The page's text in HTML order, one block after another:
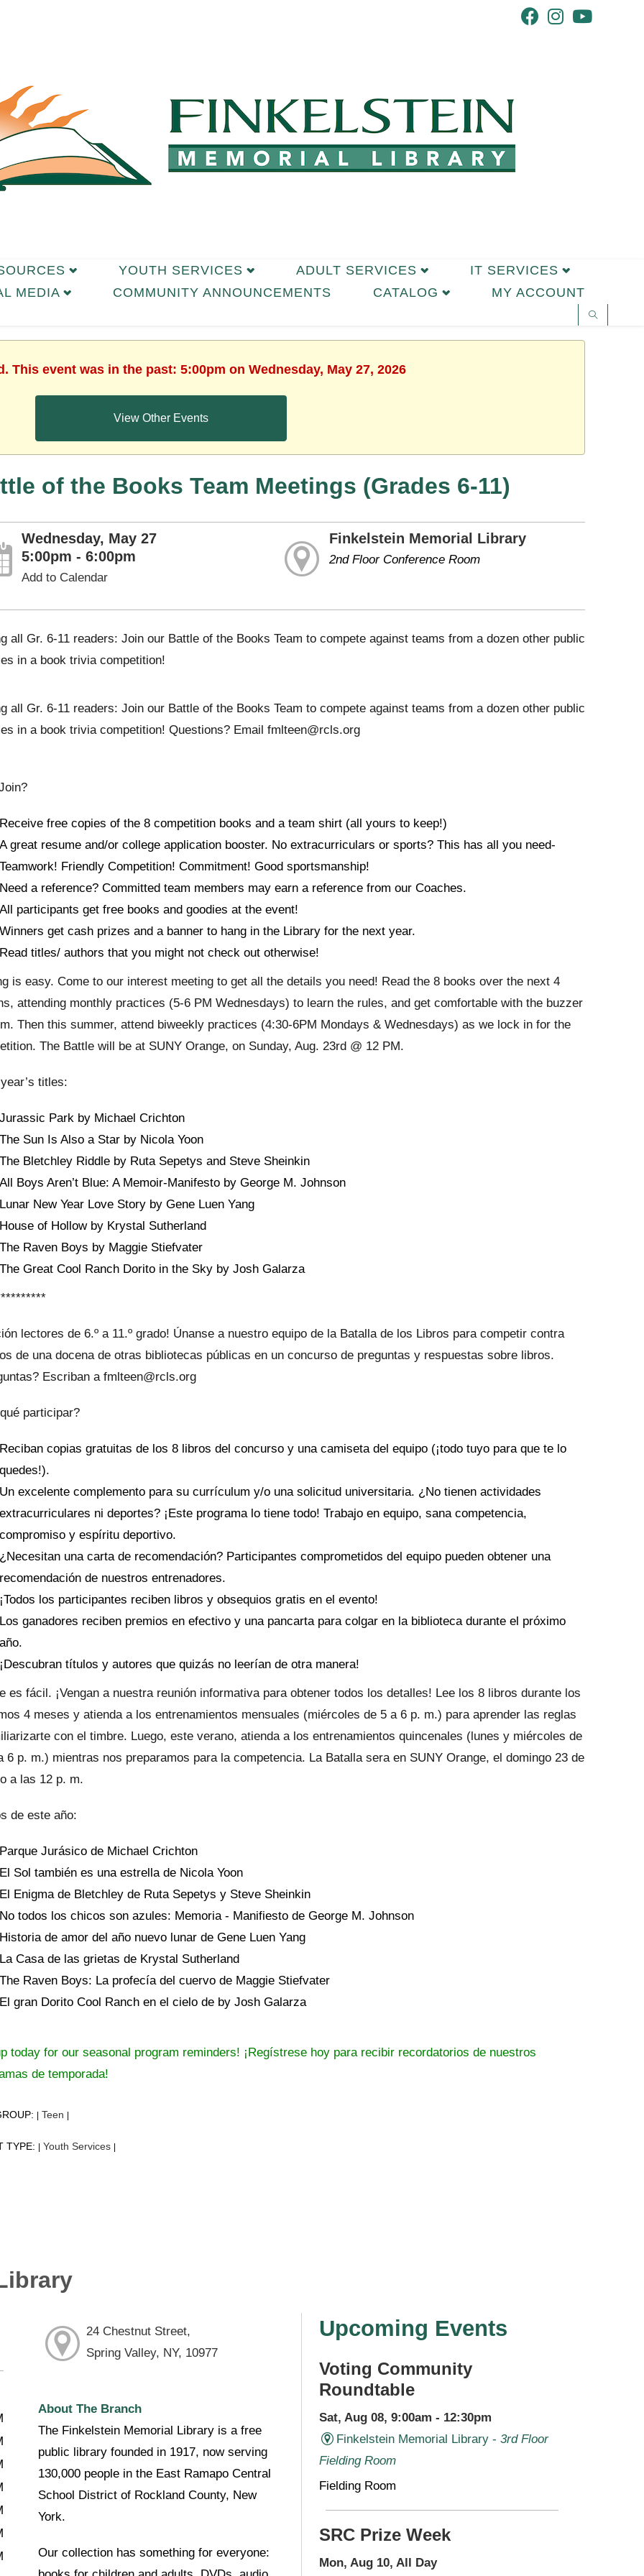
YOUTH SERVICES ADULT SERVICES
IT SERVICES
MEDIA COMMUNITY ANNOUNCEMENTS CATALOG MY ACCOUNT
This event was in the past: 5:00pm on Wednesday, May 27, 2026
View Other Events
of the Books Team Meetings (Grades 6-11)
Wednesday, May 27
5:00pm - 6:00pm
Add to Calendar
Finkelstein Memorial Library
2nd Floor Conference Room
all Gr. 6-11 readers: Join our Battle of the Books Team to compete against teams from a dozen other public
in a book trivia competition!
all Gr. 6-11 readers: Join our Battle of the Books Team to compete against teams from a dozen other public
in a book trivia competition! Questions? Email fmlteen@rcls.org
Receive free copies of the 8 competition books and a team shirt (all yours to keep!)
A great resume and/or college application booster. No extracurriculars or sports? This has all you need-
Teamwork! Friendly Competition! Commitment! Good sportsmanship!
Need a reference? Committed team members may earn a reference from our Coaches.
All participants get free books and goodies at the event!
Winners get cash prizes and a banner to hang in the Library for the next year.
Read titles/ authors that you might not check out otherwise!
is easy. Come to our interest meeting to get all the details you need! Read the 8 books over the next 4
attending monthly practices (5-6 PM Wednesdays) to learn the rules, and get comfortable with the buzzer
Then this summer, attend biweekly practices (4:30-6PM Mondays & Wednesdays) as we lock in for the
The Battle will be at SUNY Orange, on Sunday, Aug. 23rd @ 12 PM.
titles:
Jurassic Park by Michael Crichton
The Sun Is Also a Star by Nicola Yoon
The Bletchley Riddle by Ruta Sepetys and Steve Sheinkin
All Boys Aren’t Blue: A Memoir-Manifesto by George M. Johnson
Lunar New Year Love Story by Gene Luen Yang
House of Hollow by Krystal Sutherland
The Raven Boys by Maggie Stiefvater
The Great Cool Ranch Dorito in the Sky by Josh Galarza
lectores de 6.º a 11.º grado! Únanse a nuestro equipo de la Batalla de los Libros para competir contra
de una docena de otras bibliotecas públicas en un concurso de preguntas y respuestas sobre libros.
Escriban a fmlteen@rcls.org
participar?
Reciban copias gratuitas de los 8 libros del concurso y una camiseta del equipo (¡todo tuyo para que te lo
quedes!).
Un excelente complemento para su currículum y/o una solicitud universitaria. ¿No tienen actividades
extracurriculares ni deportes? ¡Este programa lo tiene todo! Trabajo en equipo, sana competencia,
compromiso y espíritu deportivo.
¿Necesitan una carta de recomendación? Participantes comprometidos del equipo pueden obtener una
recomendación de nuestros entrenadores.
¡Todos los participantes reciben libros y obsequios gratis en el evento!
Los ganadores reciben premios en efectivo y una pancarta para colgar en la biblioteca durante el próximo
año.
¡Descubran títulos y autores que quizás no leerían de otra manera!
es fácil. ¡Vengan a nuestra reunión informativa para obtener todos los detalles! Lee los 8 libros durante los
4 meses y atienda a los entrenamientos mensuales (miércoles de 5 a 6 p. m.) para aprender las reglas
con el timbre. Luego, este verano, atienda a los entrenamientos quincenales (lunes y miércoles de
6 p. m.) mientras nos preparamos para la competencia. La Batalla sera en SUNY Orange, el domingo 23 de
a las 12 p. m.
de este año:
Parque Jurásico de Michael Crichton
El Sol también es una estrella de Nicola Yoon
El Enigma de Bletchley de Ruta Sepetys y Steve Sheinkin
No todos los chicos son azules: Memoria - Manifiesto de George M. Johnson
Historia de amor del año nuevo lunar de Gene Luen Yang
La Casa de las grietas de Krystal Sutherland
The Raven Boys: La profecía del cuervo de Maggie Stiefvater
El gran Dorito Cool Ranch en el cielo de by Josh Galarza
today for our seasonal program reminders! ¡Regístrese hoy para recibir recordatorios de nuestros
de temporada!
Teen
TYPE: Youth Services
24 Chestnut Street,
Spring Valley, NY, 10977
About The Branch
The Finkelstein Memorial Library is a free
public library founded in 1917, now serving
130,000 people in the East Ramapo Central
School District of Rockland County, New
York.
Our collection has something for everyone:
Upcoming Events
Voting Community
Roundtable
Sat, Aug 08, 9:00am - 12:30pm
Finkelstein Memorial Library - 3rd Floor
Fielding Room
Fielding Room
SRC Prize Week
Mon, Aug 10, All Day